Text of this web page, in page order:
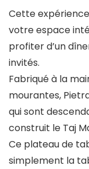
Cette
votre espace
profiter d’un
invités.
Fabriqué à la
mourantes,
qui sont
construit le Taj
Ce plateau de
simplement la